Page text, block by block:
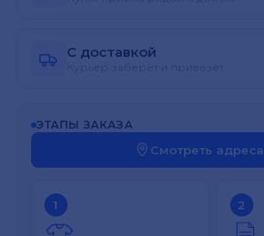
С доставкой
ЭТАПЫ ЗАКАЗА
Смотреть адреса
1 2